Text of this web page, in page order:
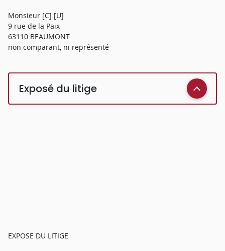
Monsieur [C] [U]
9 rue de la Paix
63110 BEAUMONT
non comparant, ni représenté
Exposé du litige
EXPOSE DU LITIGE